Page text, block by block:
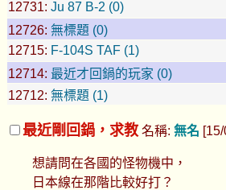
12731: Ju 87 B-2 (0)
12726: 無標題 (0)
12715: F-104S TAF (1)
12714: 最近才回鍋的玩家 (0)
12712: 無標題 (1)
最近剛回鍋，求教 名稱: 無名
想請問在各國的怪物機中，
日本線在那階比較好打？